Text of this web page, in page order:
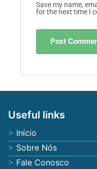
Save my name,
for the next time I
Useful links
Início
Sobre Nós
Fale Conosco